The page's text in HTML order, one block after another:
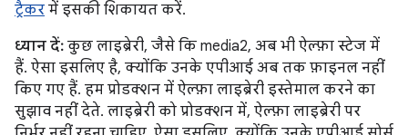
ट्रैकर में इसकी शिकायत करें.
ध्यान दें: कुछ लाइब्रेरी, जैसे कि media2, अब भी ऐल्फ़ा स्टेज में
हैं. ऐसा इसलिए है, क्योंकि उनके एपीआई अब तक फ़ाइनल नहीं
किए गए हैं. हम प्रोडक्शन में ऐल्फ़ा लाइब्रेरी इस्तेमाल करने का
सुझाव नहीं देते. लाइब्रेरी को प्रोडक्शन में, ऐल्फ़ा लाइब्रेरी पर